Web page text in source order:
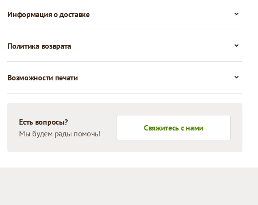
Информация о доставке
Политика возврата
Возможности печати
Есть вопросы?
Мы будем рады помочь!
Свяжитесь с нами